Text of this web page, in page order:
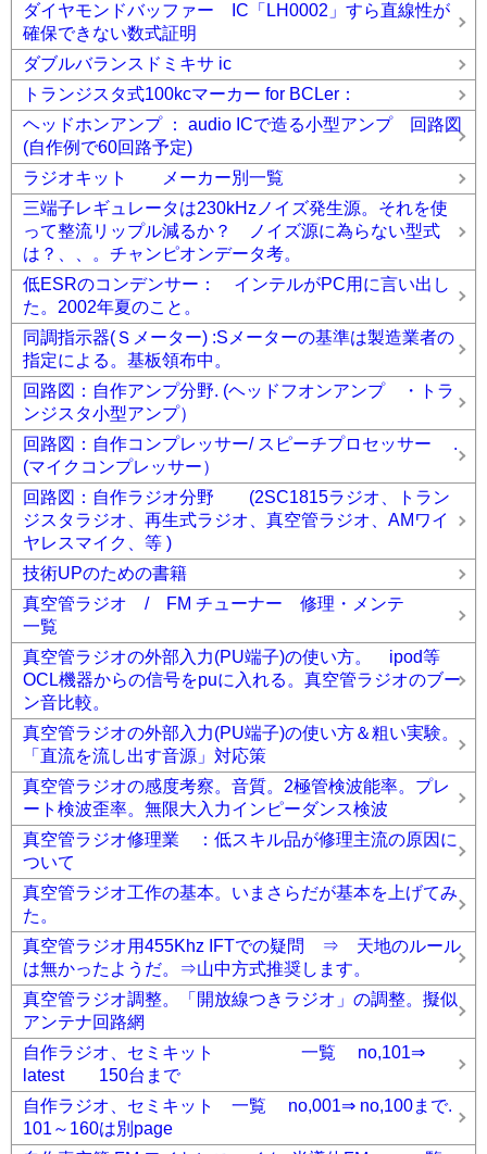
ダイヤモンドバッファー IC「LH0002」すら直線性が
確保できない数式証明
ダブルバランスドミキサ ic
トランジスタ式100kcマーカー for BCLer：
ヘッドホンアンプ ： audio ICで造る小型アンプ 回路図
(自作例で60回路予定)
ラジオキット メーカー別一覧
三端子レギュレータは230kHzノイズ発生源。それを使
って整流リップル減るか？ ノイズ源に為らない型式
は？、、。チャンピオンデータ考。
低ESRのコンデンサー： インテルがPC用に言い出し
た。2002年夏のこと。
同調指示器(Ｓメーター) :Sメーターの基準は製造業者の
指定による。基板領布中。
回路図：自作アンプ分野. (ヘッドフオンアンプ ・トラ
ンジスタ小型アンプ）
回路図：自作コンプレッサー/ スピーチプロセッサー .
(マイクコンプレッサー）
回路図：自作ラジオ分野 (2SC1815ラジオ、トラン
ジスタラジオ、再生式ラジオ、真空管ラジオ、AMワイ
ヤレスマイク、等 )
技術UPのための書籍
真空管ラジオ / FM チューナー 修理・メンテ
一覧
真空管ラジオの外部入力(PU端子)の使い方。 ipod等
OCL機器からの信号をpuに入れる。真空管ラジオのブー
ン音比較。
真空管ラジオの外部入力(PU端子)の使い方＆粗い実験。
「直流を流し出す音源」対応策
真空管ラジオの感度考察。音質。2極管検波能率。プレ
ート検波歪率。無限大入力インピーダンス検波
真空管ラジオ修理業 ：低スキル品が修理主流の原因に
ついて
真空管ラジオ工作の基本。いまさらだが基本を上げてみ
た。
真空管ラジオ用455Khz IFTでの疑問 ⇒ 天地のルール
は無かったようだ。⇒山中方式推奨します。
真空管ラジオ調整。「開放線つきラジオ」の調整。擬似
アンテナ回路網
自作ラジオ、セミキット 一覧 no,101⇒
latest 150台まで
自作ラジオ、セミキット 一覧 no,001⇒ no,100まで.
101～160は別page